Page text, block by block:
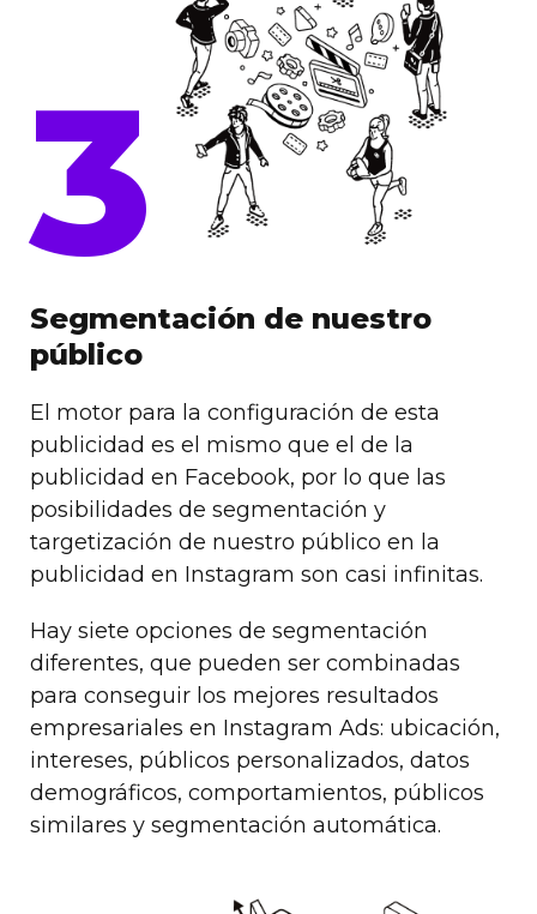
3
Segmentación de nuestro
público
El motor para la configuración de esta
publicidad es el mismo que el de la
publicidad en Facebook, por lo que las
posibilidades de segmentación y
targetización de nuestro público en la
publicidad en Instagram son casi infinitas.
Hay siete opciones de segmentación
diferentes, que pueden ser combinadas
para conseguir los mejores resultados
empresariales en Instagram Ads: ubicación,
intereses, públicos personalizados, datos
demográficos, comportamientos, públicos
similares y segmentación automática.